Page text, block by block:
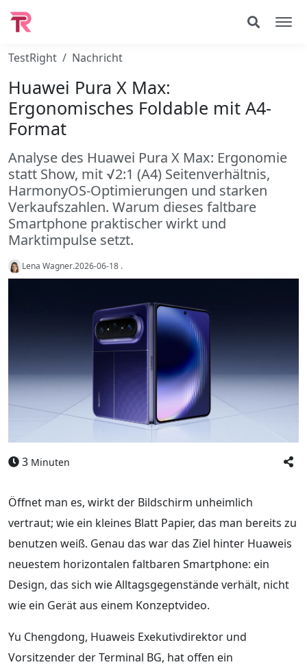
TestRight Nachricht
Huawei Pura X Max:
Ergonomisches Foldable mit A4-
Format
Analyse des Huawei Pura X Max: Ergonomie
statt Show, mit √2:1 (A4) Seitenverhältnis,
HarmonyOS-Optimierungen und starken
Verkaufszahlen. Warum dieses faltbare
Smartphone praktischer wirkt und
Marktimpulse setzt.
Lena Wagner.2026-06-18 .
3 Minuten
Öffnet man es, wirkt der Bildschirm unheimlich
vertraut; wie ein kleines Blatt Papier, das man bereits zu
benutzen weiß. Genau das war das Ziel hinter Huaweis
neuestem horizontalen faltbaren Smartphone: ein
Design, das sich wie Alltagsgegenstände verhält, nicht
wie ein Gerät aus einem Konzeptvideo.
Yu Chengdong, Huaweis Exekutivdirektor und
Vorsitzender der Terminal BG, hat offen ein